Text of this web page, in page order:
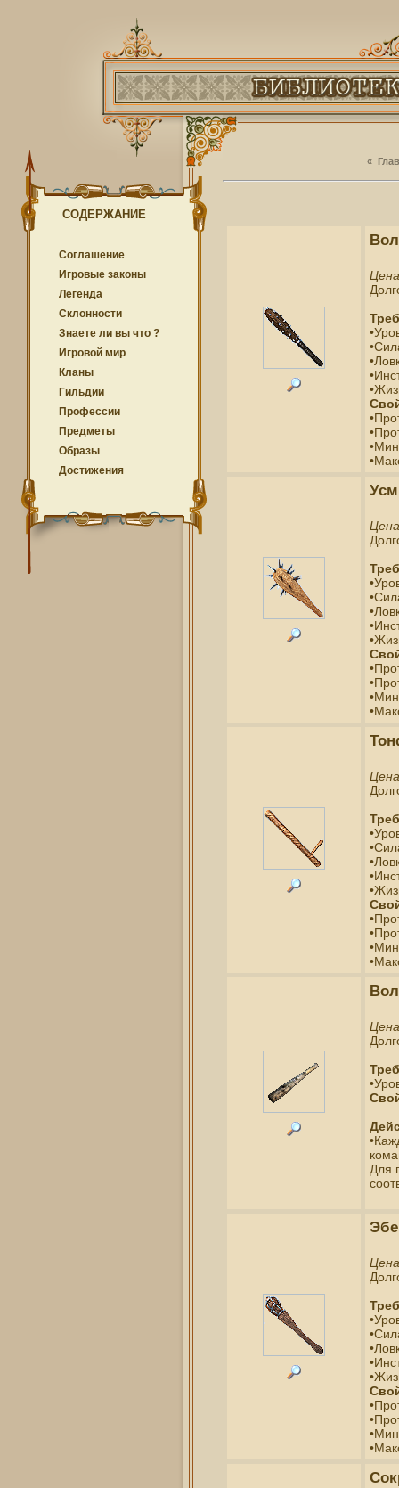
СОДЕРЖАНИЕ
Соглашение
Игровые законы
Легенда
Cклонности
Знаете ли вы что ?
Игровой мир
Кланы
Гильдии
Профессии
Предметы
Образы
Достижения
«
Для